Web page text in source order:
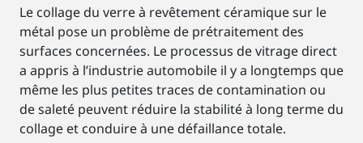
Le collage du verre à revêtement céramique sur le
métal pose un problème de prétraitement des
surfaces concernées. Le processus de vitrage direct
a appris à l’industrie automobile il y a longtemps que
même les plus petites traces de contamination ou
de saleté peuvent réduire la stabilité à long terme du
collage et conduire à une défaillance totale.